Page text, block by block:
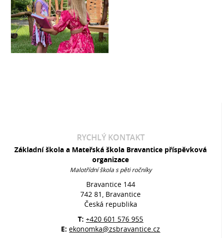
RYCHLÝ KONTAKT
Základní škola a Mateřská škola Bravantice příspěvková
organizace
Malotřídní škola s pěti ročníky
Bravantice 144
742 81, Bravantice
Česká republika
T:+420 601 576 955
E:ekonomka@zsbravantice.cz